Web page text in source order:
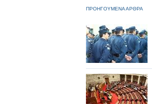
ΠΡΟΗΓΟΥΜΕΝΑ ΑΡΘΡΑ